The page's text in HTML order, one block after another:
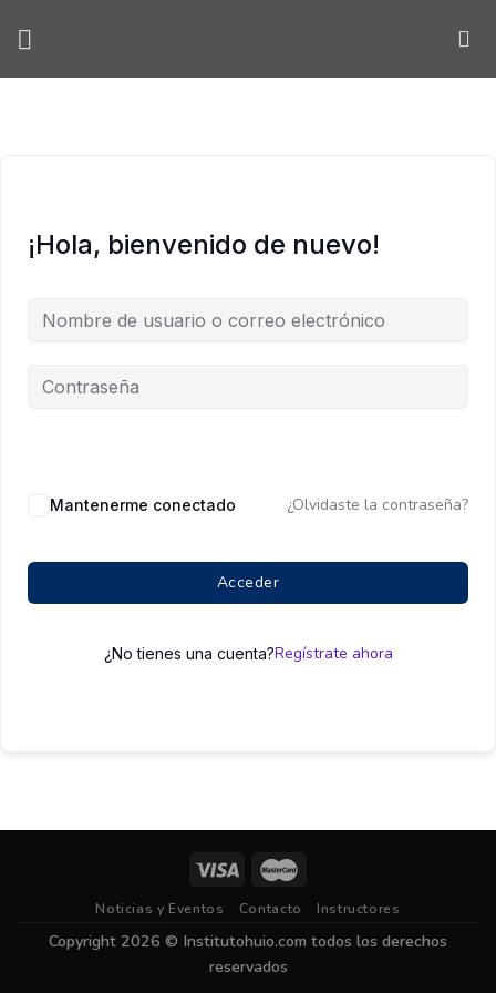
¡Hola, bienvenido de nuevo!
Mantenerme conectado ¿Olvidaste la contraseña?
Acceder
¿No tienes una cuenta?Regístrate ahora
Noticias y Eventos Contacto Instructores
Copyright 2026 © Institutohuio.com todos los derechos
reservados